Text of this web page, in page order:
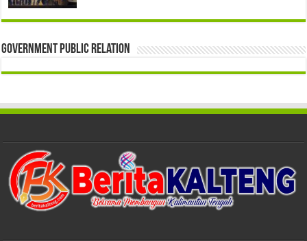
Government Public Relation